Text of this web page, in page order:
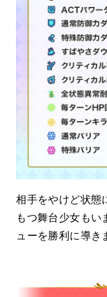
相手をやけど状態
もつ舞台少女もい
ューを勝利に導き